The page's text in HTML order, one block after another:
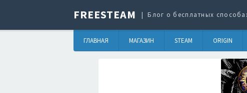
FREESTEAM Блог о бесплатных
ГЛАВНАЯ МАГАЗИН STEAM ORIGIN